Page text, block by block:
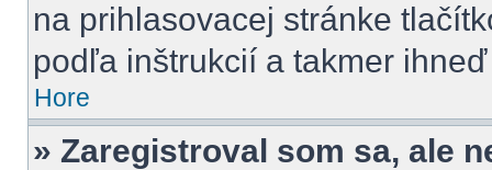
na prihlasovacej stránke
podľa inštrukcií a takmer
Hore
» Zaregistroval som sa, ale